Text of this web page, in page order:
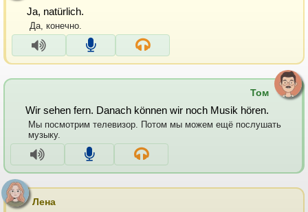
Ja, natürlich.
Да, конечно.
Том
Wir sehen fern. Danach können wir noch Musik hören.
Мы посмотрим телевизор. Потом мы можем ещё послушать
музыку.
Лена